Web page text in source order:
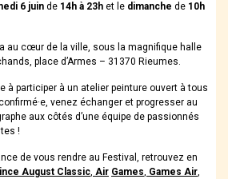
6 juin de 14h à 23h et le dimanche de 10h
au cœur de la ville, sous la magnifique halle
, place d’Armes – 31370 Rieumes.
à participer à un atelier peinture ouvert à tous
venez échanger et progresser au
aux côtés d’une équipe de passionnés
!
de vous rendre au Festival, retrouvez en
August Classic, Air Games, Games Air,